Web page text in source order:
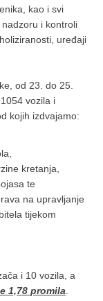
kao i svi
i kontroli
uređaji
od 23. do 25.
vozila i
kojih izdvajamo:
kretanja,
te
na upravljanje
tijekom
i 10 vozila, a
1,78 promila